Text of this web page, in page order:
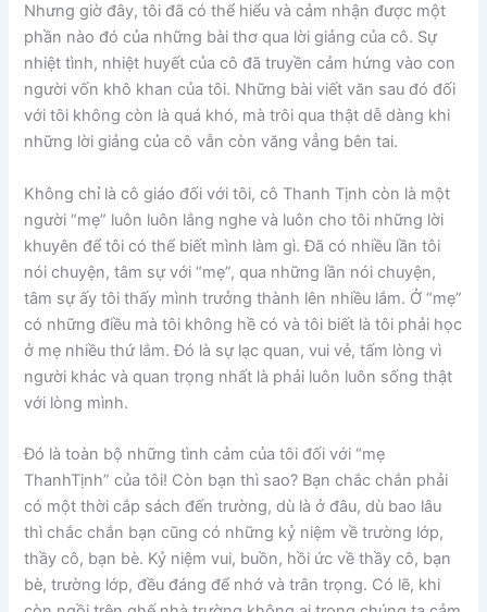
Nhưng giờ đây, tôi đã có thể hiểu và cảm nhận được một
phần nào đó của những bài thơ qua lời giảng của cô. Sự
nhiệt tình, nhiệt huyết của cô đã truyền cảm hứng vào con
người vốn khô khan của tôi. Những bài viết văn sau đó đối
với tôi không còn là quá khó, mà trôi qua thật dễ dàng khi
những lời giảng của cô vẫn còn văng vẳng bên tai.
Không chỉ là cô giáo đối với tôi, cô Thanh Tịnh còn là một
người “mẹ” luôn luôn lắng nghe và luôn cho tôi những lời
khuyên để tôi có thể biết mình làm gì. Đã có nhiều lần tôi
nói chuyện, tâm sự với “mẹ”, qua những lần nói chuyện,
tâm sự ấy tôi thấy mình trưởng thành lên nhiều lắm. Ở “mẹ”
có những điều mà tôi không hề có và tôi biết là tôi phải học
ở mẹ nhiều thứ lắm. Đó là sự lạc quan, vui vẻ, tấm lòng vì
người khác và quan trọng nhất là phải luôn luôn sống thật
với lòng mình.
Đó là toàn bộ những tình cảm của tôi đối với “mẹ
ThanhTịnh” của tôi! Còn bạn thì sao? Bạn chắc chắn phải
có một thời cắp sách đến trường, dù là ở đâu, dù bao lâu
thì chắc chắn bạn cũng có những kỷ niệm về trường lớp,
thầy cô, bạn bè. Kỷ niệm vui, buồn, hồi ức về thầy cô, bạn
bè, trường lớp, đều đáng để nhớ và trân trọng. Có lẽ, khi